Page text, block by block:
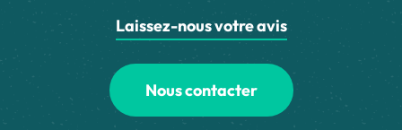
Laissez-nous votre avis
Nous contacter